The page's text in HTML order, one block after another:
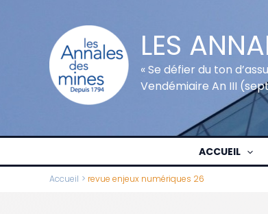
LES
« Se défier du ton
Vendémiaire An III
ACCUEIL
Accueil revue enjeux numériques 26